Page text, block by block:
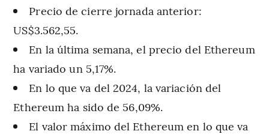
Precio de cierre jornada anterior:
US$3.562,55.
En la última semana, el precio del Ethereum
ha variado un 5,17%.
En lo que va del 2024, la variación del
Ethereum ha sido de 56,09%.
El valor máximo del Ethereum en lo que va